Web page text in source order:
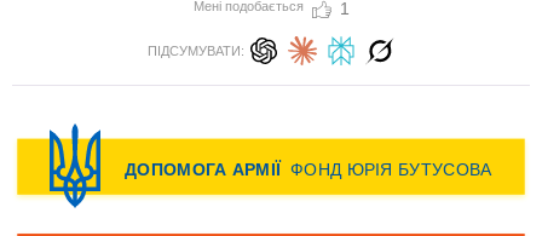
Мені подобається 1
ПІДСУМУВАТИ: